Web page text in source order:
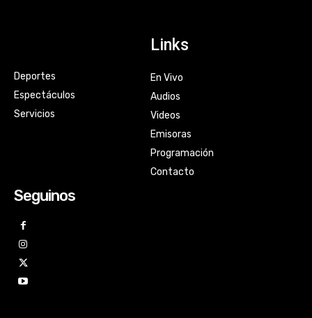
Deportes
Espectáculos
Servicios
Links
En Vivo
Audios
Videos
Emisoras
Programación
Contacto
Seguinos